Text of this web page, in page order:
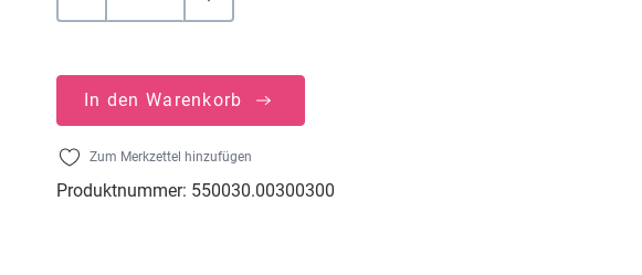
In den Warenkorb
Zum Merkzettel hinzufügen
Produktnummer: 550030.00300300